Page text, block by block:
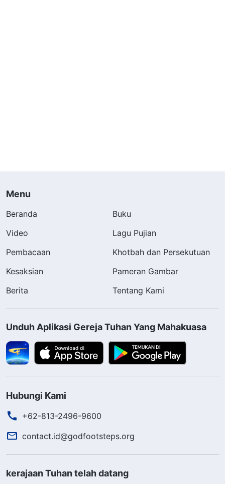
Menu
Beranda
Buku
Video
Lagu Pujian
Pembacaan
Khotbah dan Persekutuan
Kesaksian
Pameran Gambar
Berita
Tentang Kami
Unduh Aplikasi Gereja Tuhan Yang Mahakuasa
Hubungi Kami
+62-813-2496-9600
contact.id@godfootsteps.org
kerajaan Tuhan telah datang